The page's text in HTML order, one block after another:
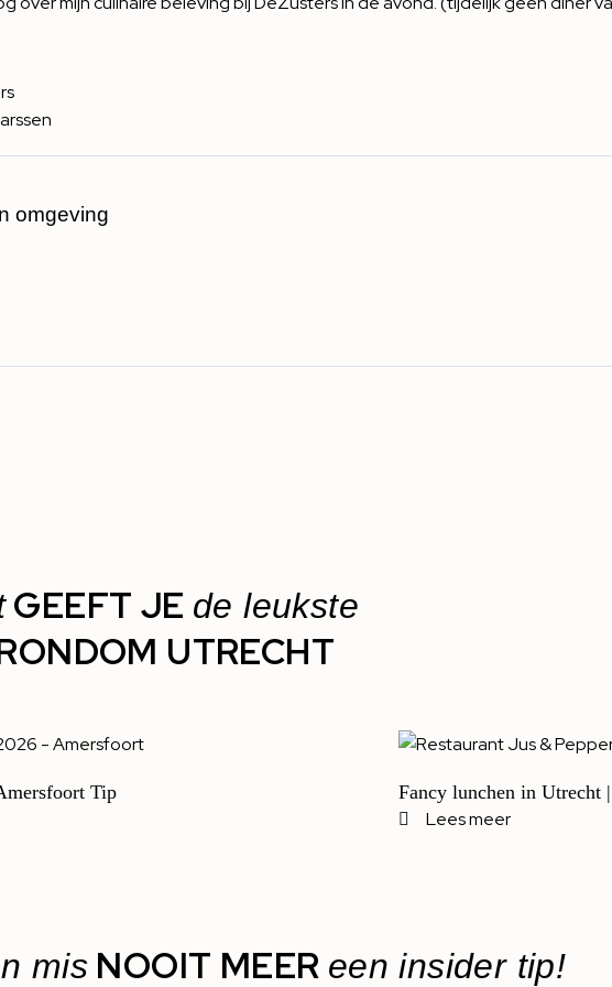
omgeving
GEEFT JE de leukste
UTRECHT
Tip Fancy lunchen in Utrecht
Lees meer
mis NOOIT MEER een insider tip!